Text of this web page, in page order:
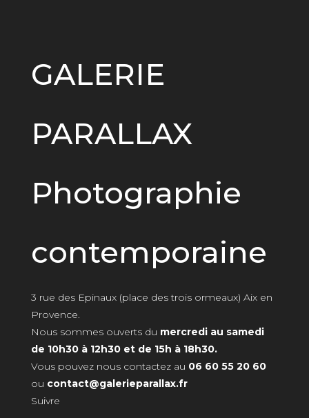
GALERIE
PARALLAX
Photographie
contemporaine
3 rue des Epinaux (place des trois ormeaux) Aix en
Provence.
Nous sommes ouverts du mercredi au samedi
de 10h30 à 12h30 et de 15h à 18h30.
Vous pouvez nous contactez au 06 60 55 20 60
ou contact@galerieparallax.fr
Suivre